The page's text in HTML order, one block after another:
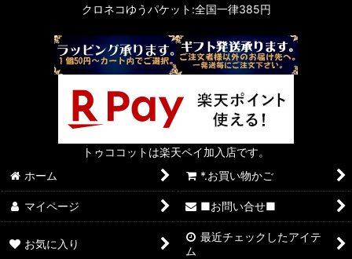
クロネコゆうパケット:全国一律385円
トゥココットは楽天ペイ加入店です。
ホーム
*.お買い物かご
マイページ ■お問い合せ■
お気に入り
最近チェックしたアイテ
ム